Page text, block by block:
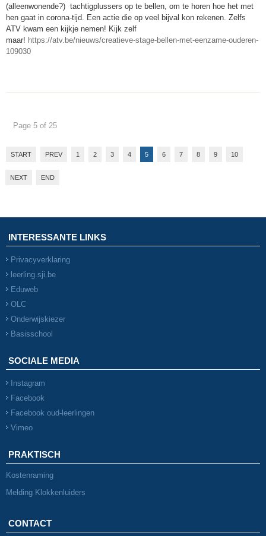
(alleenwonende?) tachtigplussers op te bellen, om te horen hoe het met
hen gaat in corona-tijd. Een actie die op veel bijval kon rekenen. Zelfs
ATV kwam een kijkje nemen! Kijk zelf
maar! https://atv.be/nieuws/creatieve-stage-bellen-met-eenzame-ouderen-
109030
Page 5 of 25
START PREV 1 2 3 4 5 6 7 8 9 10
NEXT END
INTERESSANTE LINKS
Privacyverklaring
leerling.sji.be
Eduweb
OLC
Onderwijskiezer
Basisschool
SOCIALE MEDIA
Instagram
Facebook
Facebook oud-leerlingen
Vimeo
PRAKTISCH
Kostenraming
Melding Klokkenluiders
CONTACT